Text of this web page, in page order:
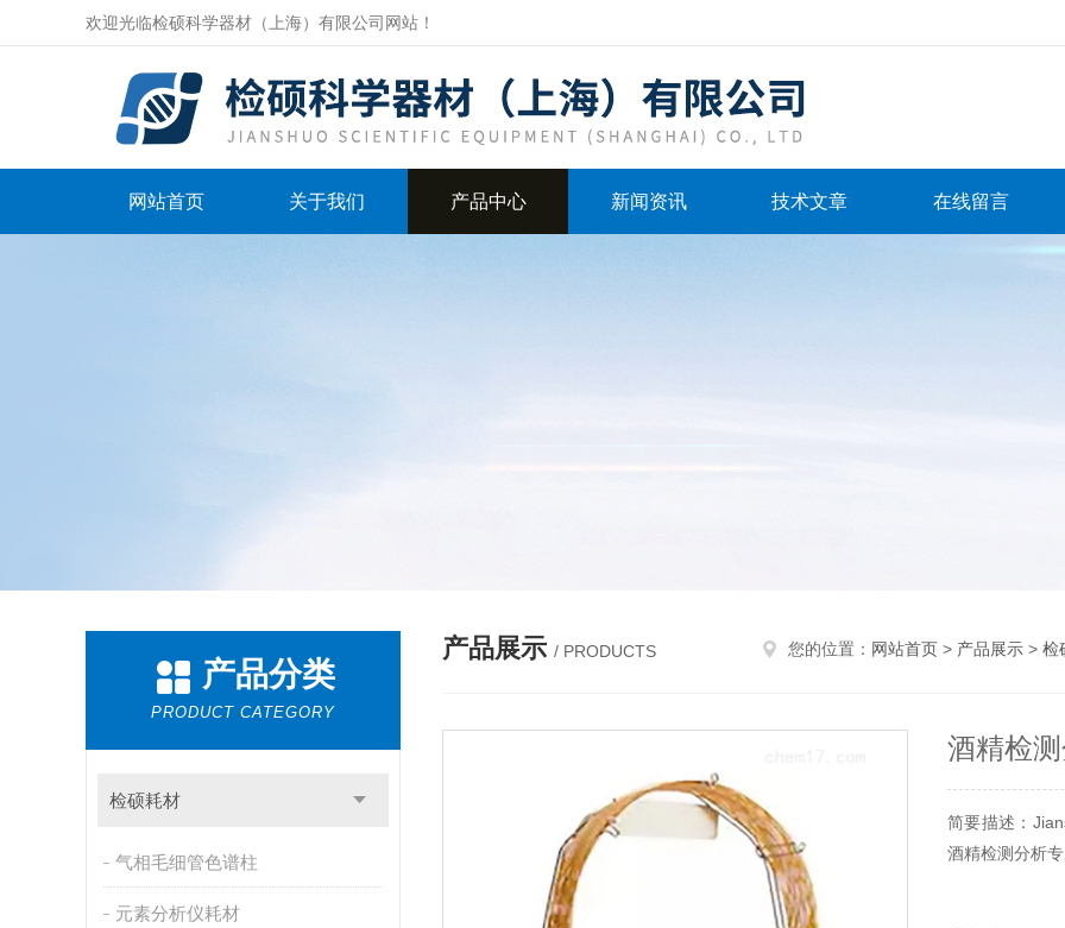
欢迎光临检硕科学器材（上海）有限公司网站！
网站首页 关于我们 产品中心 新闻资讯 技术文章 在线留言
产品分类
PRODUCT CATEGORY
检硕耗材
气相毛细管色谱柱
元素分析仪耗材
产品展示 / PRODUCTS 您的位置： 网站首页 > 产品展示 > 检
酒精检
简要描述：
酒精检测分析